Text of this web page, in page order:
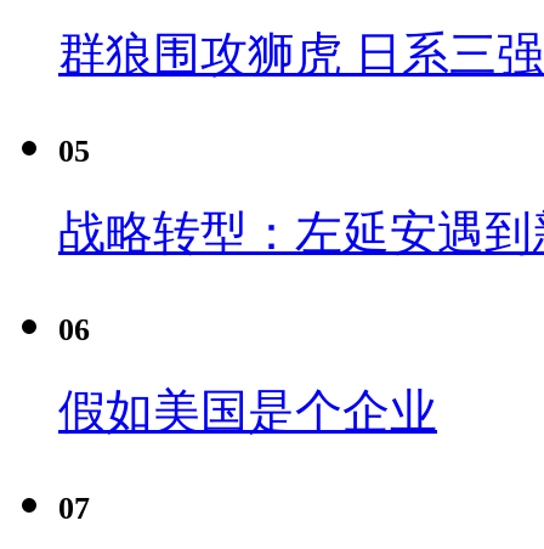
群狼围攻狮虎 日系三
05
战略转型：左延安遇
06
假如美国是个企业
07